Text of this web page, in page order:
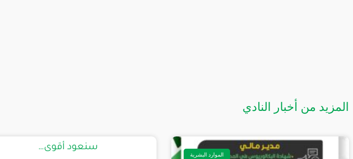
المزيد من أخبار النادي
الموارد البشرية
سنعود أقوى…